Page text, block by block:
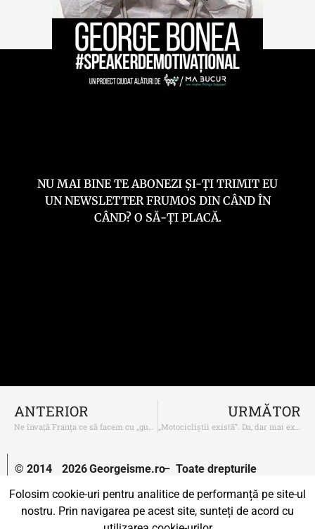
NU MAI BINE TE ABONEZI ȘI-ȚI TRIMIT EU
UN NEWSLETTER FRUMOS DIN CÂND ÎN
CÂND? O SĂ-ȚI PLACĂ.
ANTERIOR
Ne învață Franța ce să facem cu „gunoaiele”. Să le mange!
URMĂTOR
„Motocicliștii există”. Da, dar mai există cineva-n trafic?
© 2014
2026Georgeisme.ro– Toate drepturile
Un proiect susținut deUprise.
Folosim cookie-uri pentru analitice de performanță pe site-ul
nostru. Prin navigarea pe acest site, sunteți de acord cu